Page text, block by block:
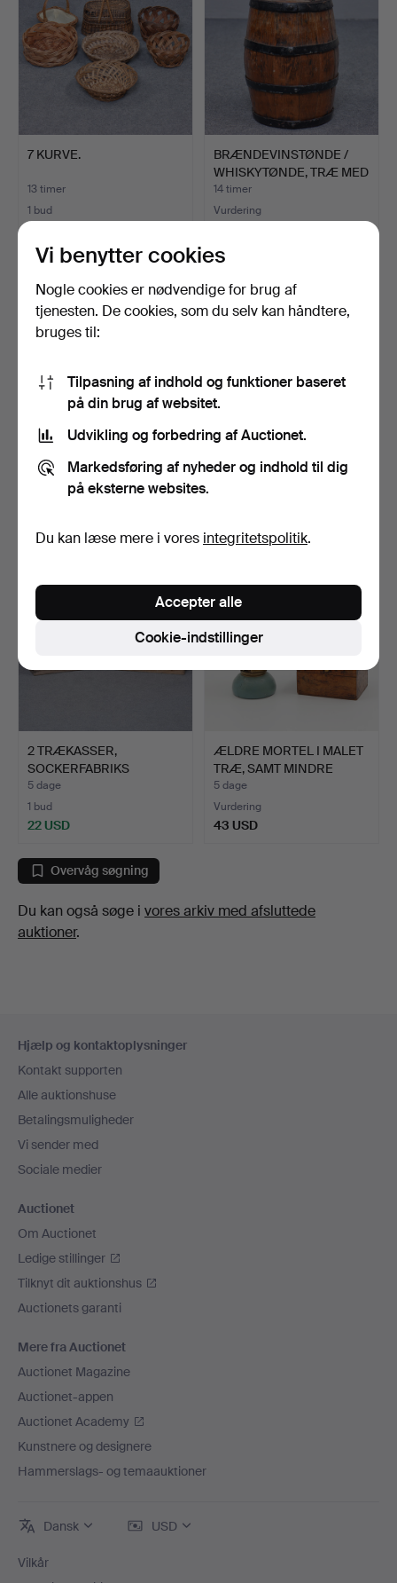
7 KURVE.
13 timer
1 bud
BRÆNDEVINSTØNDE /
WHISKYTØNDE, TRÆ MED
SME…
14 timer
Vurdering
LØVKURV / VASKEKURV …
2 TRÆKASSER,
SOCKERFABRIKS
AKTIEBOLAGET SA…
5 dage
1 bud
22 USD
ÆLDRE MORTEL I MALET
TRÆ, SAMT MINDRE
ALRO…
5 dage
Vurdering
43 USD
Overvåg søgning
Du kan også søge i vores arkiv med afsluttede
auktioner.
Hjælp og kontaktoplysninger
Kontakt supporten
Alle auktionshuse
Betalingsmuligheder
Vi sender med
Sociale medier
Auctionet
Om Auctionet
Ledige stillinger
Tilknyt dit auktionshus
Auctionets garanti
Mere fra Auctionet
Auctionet Magazine
Auctionet-appen
Auctionet Academy
Kunstnere og designere
Hammerslags- og temaauktioner
Dansk USD
Vilkår
Vi benytter cookies
Nogle cookies er nødvendige for brug af
tjenesten. De cookies, som du selv kan håndtere,
bruges til:
Tilpasning af indhold og funktioner baseret
på din brug af websitet.
Udvikling og forbedring af Auctionet.
Markedsføring af nyheder og indhold til dig
på eksterne websites.
Du kan læse mere i vores integritetspolitik.
Cookie-indstillinger
Accepter alle